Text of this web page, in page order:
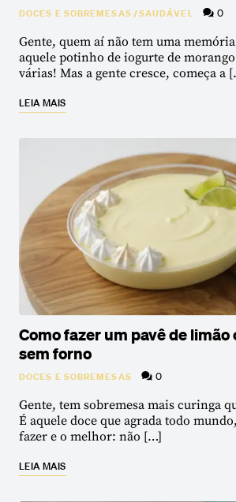
DOCES E SOBREMESAS/SAUDÁVEL 0
Gente, quem aí não tem uma
aquele potinho de iogurte de
várias! Mas a gente cresce, começa a
LEIA MAIS
Como fazer um pavê de limão
sem forno
DOCES E SOBREMESAS 0
Gente, tem sobremesa mais curinga
É aquele doce que agrada todo
fazer e o melhor: não […]
LEIA MAIS